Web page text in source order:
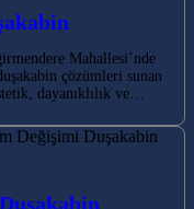
Mahallesi’nde
çözümleri sunan
dayanıklılık ve…